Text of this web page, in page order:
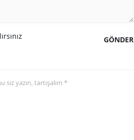
GÖNDER
yazın, tartışalım *